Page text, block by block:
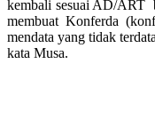
kembali sesuai AD/ART
membuat Konferda
mendata yang tidak
kata Musa.